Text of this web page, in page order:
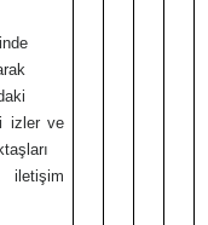
izler ve